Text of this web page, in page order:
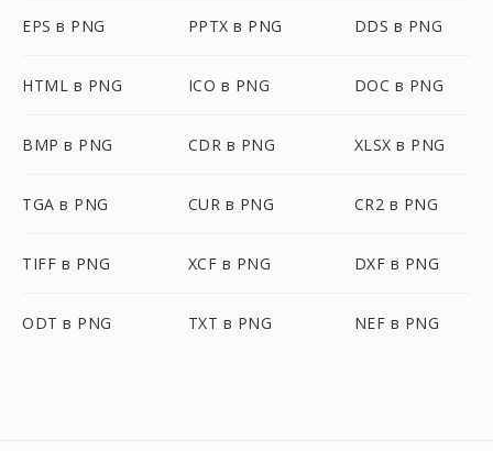
EPS в PNG PPTX в PNG DDS в PNG
HTML в PNG ICO в PNG DOC в PNG
BMP в PNG CDR в PNG XLSX в PNG
TGA в PNG CUR в PNG CR2 в PNG
TIFF в PNG XCF в PNG DXF в PNG
ODT в PNG TXT в PNG NEF в PNG